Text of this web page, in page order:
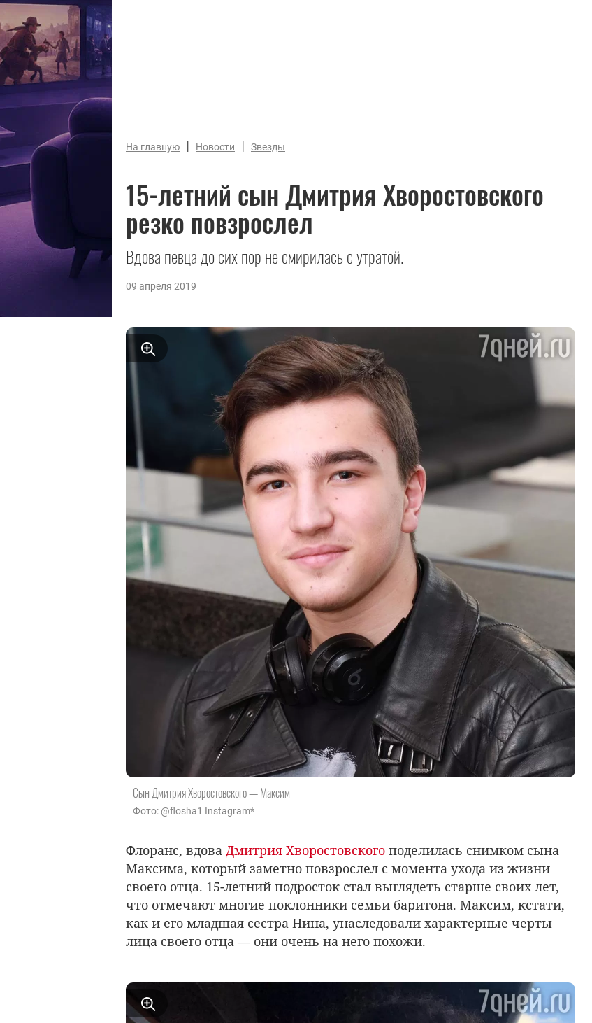
На главную | Новости | Звезды
15-летний сын Дмитрия Хворостовского
резко повзрослел
Вдова певца до сих пор не смирилась с утратой.
09 апреля 2019
Сын Дмитрия Хворостовского — Максим
Фото: @flosha1 Instagram*
Флоранс, вдова Дмитрия Хворостовского поделилась снимком сына
Максима, который заметно повзрослел с момента ухода из жизни
своего отца. 15-летний подросток стал выглядеть старше своих лет,
что отмечают многие поклонники семьи баритона. Максим, кстати,
как и его младшая сестра Нина, унаследовали характерные черты
лица своего отца — они очень на него похожи.